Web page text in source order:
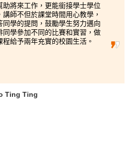
將來工作，更能銜接學士學位
師不但於課堂時間用心教學，
學的提問，鼓勵學生努力邁向
同學參加不同的比賽和實習，做
給予兩年充實的校園生活。
Ting Ting